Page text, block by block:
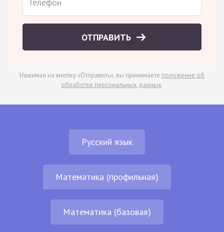
ОТПРАВИТЬ
Нажимая на кнопку «Отправить», вы принимаете положение об
обработке персональных данных.
Русский язык
Математика (профильная)
Математика (базовая)